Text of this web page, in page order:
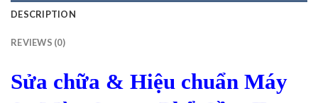
DESCRIPTION
REVIEWS (0)
Sửa chữa & Hiệu chuẩn Máy